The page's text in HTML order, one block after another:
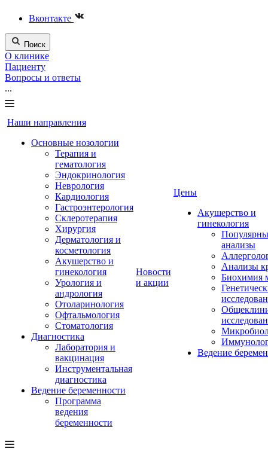
Вконтакте
Поиск
О клинике
Пациенту
Вопросы и ответы
...
Наши направления
Основные нозологии
Терапия и
гематология
Эндокринология
Неврология
Кардиология
Гастроэнтерология
Склеротерапия
Хирургия
Дерматология и
косметология
Акушерство и
гинекология
Урология и
андрология
Отоларинология
Офтальмология
Стоматология
Диагностика
Лаборатория и
вакцинация
Инструментальная
диагностика
Ведение беременности
Программа
ведения
беременности
Новости
и акции
Цены
Акушерство и
гинекология
анализы
Анализы
Биохимия
Ведение